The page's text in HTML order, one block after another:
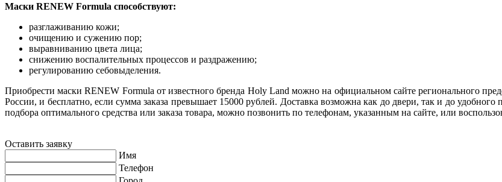
Маски RENEW Formula способствуют:
разглаживанию кожи;
очищению и сужению пор;
выравниванию цвета лица;
снижению воспалительных процессов и раздражению;
регулированию себовыделения.
Приобрести маски RENEW Formula от известного бренда Holy Land можно на официальном сайте регионального
России, и бесплатно, если сумма заказа превышает 15000 рублей. Доставка возможна как до двери, так и до
подбора оптимального средства или заказа товара, можно позвонить по телефонам, указанным на сайте, или
Оставить заявку
Имя
Телефон